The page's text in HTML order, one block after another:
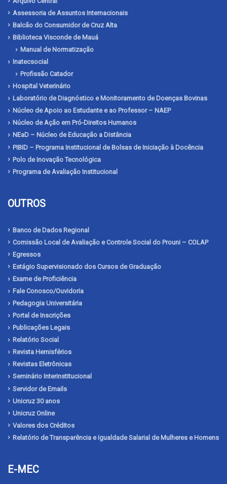
Assessoria de Assuntos Internacionais
Balcão do Consumidor de Cruz Alta
Biblioteca Visconde de Mauá
Manual de Normatização
Inatecsocial
Profissão Catador
Hospital Veterinário
Laboratório de Diagnóstico e Monitoramento de Doenças Bovinas
Núcleo de Apoio ao Estudante e ao Professor – NAEP
Núcleo de Ação em Pró-Direitos Humanos
NEaD – Núcleo de Educação a Distância
PIBID – Programa Institucional de Bolsas de Iniciação à Docência
Polo de Inovação Tecnológica
Programa de Avaliação Institucional
OUTROS
Banco de Dados Regional
Comissão Local de Avaliação e Controle Social do Prouni – COLAP
Egressos
Estágio Supervisionado dos Cursos de Graduação
Exame de Proficiência
Fale Conosco/Ouvidoria
Pedagogia Universitária
Portal de Inscrições
Publicações Legais
Relatório Social
Revista Hemisférios
Revistas Eletrônicas
Seminário Interinstitucional
Servidor de Emails
Unicruz 30 anos
Unicruz Online
Valores dos Créditos
Relatório de Transparência e Igualdade Salarial de Mulheres e Homens
E-MEC